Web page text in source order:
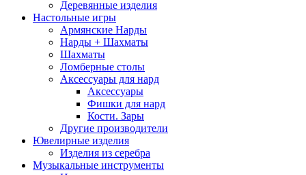
Деревянные изделия
Настольные игры
Армянские Нарды
Нарды + Шахматы
Шахматы
Ломберные столы
Аксессуары для нард
Аксессуары
Фишки для нард
Кости. Зары
Другие производители
Ювелирные изделия
Изделия из серебра
Музыкальные инструменты